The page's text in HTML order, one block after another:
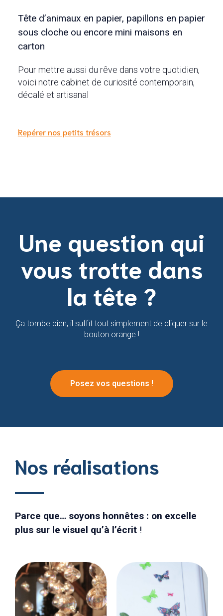
Tête d’animaux en papier, papillons en papier
sous cloche ou encore mini maisons en
carton
Pour mettre aussi du rêve dans votre quotidien,
voici notre cabinet de curiosité contemporain,
décalé et artisanal
Repérer nos petits trésors
Une question qui
vous trotte dans
la tête ?
Ça tombe bien, il suffit tout simplement de cliquer sur le
bouton orange !
Posez vos questions !
Nos réalisations
Parce que… soyons honnêtes : on excelle
plus sur le visuel qu’à l’écrit !